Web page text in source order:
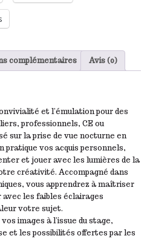
complémentaires Avis (0)
et l’émulation pour des
professionnels, CE ou
sur la prise de vue nocturne en
vos acquis personnels,
et jouer avec les lumières de la
créativité. Accompagné dans
vous apprendrez à maîtriser
les faibles éclairages
votre sujet.
images à l’issue du stage,
et les possibilités offertes par les